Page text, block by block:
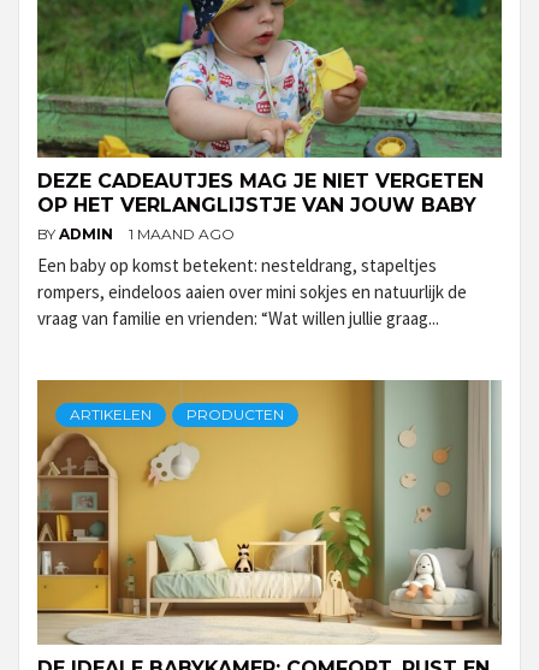
DEZE CADEAUTJES MAG JE NIET VERGETEN
OP HET VERLANGLIJSTJE VAN JOUW BABY
BY ADMIN 1 MAAND AGO
Een baby op komst betekent: nesteldrang, stapeltjes
rompers, eindeloos aaien over mini sokjes en natuurlijk de
vraag van familie en vrienden: “Wat willen jullie graag...
ARTIKELEN PRODUCTEN